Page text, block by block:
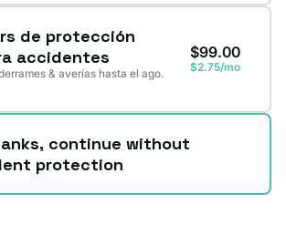
de protección
accidentes
& averías hasta el ago.
$99.00
$2.75/mo
continue without
protection